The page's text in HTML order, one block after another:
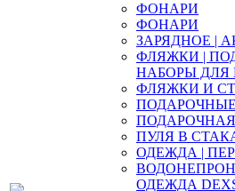
ФОНАРИ
ФОНАРИ
ЗАРЯДНОЕ |
ФЛЯЖКИ |
НАБОРЫ ДЛЯ
ФЛЯЖКИ И
ПУЛЯ В
ОДЕЖДА |
ОДЕЖДА